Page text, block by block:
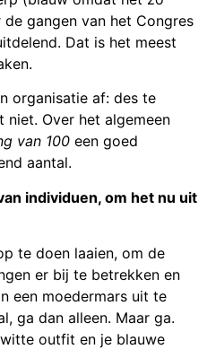
gangen van het Congres
Dat is het meest
organisatie af: des te
niet. Over het algemeen
van 100 een goed
aantal.
individuen, om het nu uit
te doen laaien, om de
er bij te betrekken en
een moedermars uit te
ga dan alleen. Maar ga.
outfit en je blauwe